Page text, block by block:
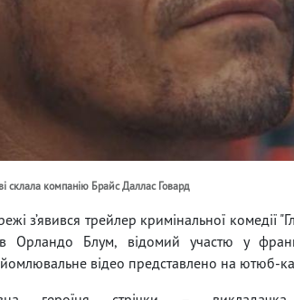
склала компанію Брайс Даллас Говард
з’явився трейлер кримінальної комедії
Орландо Блум, відомий участю у
відео представлено на ютюб-